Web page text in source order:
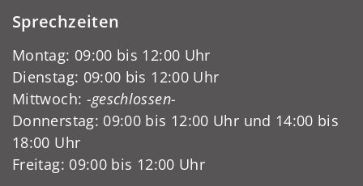
Sprechzeiten
Montag: 09:00 bis 12:00 Uhr
Dienstag: 09:00 bis 12:00 Uhr
Mittwoch: -geschlossen-
Donnerstag: 09:00 bis 12:00 Uhr und 14:00 bis
18:00 Uhr
Freitag: 09:00 bis 12:00 Uhr